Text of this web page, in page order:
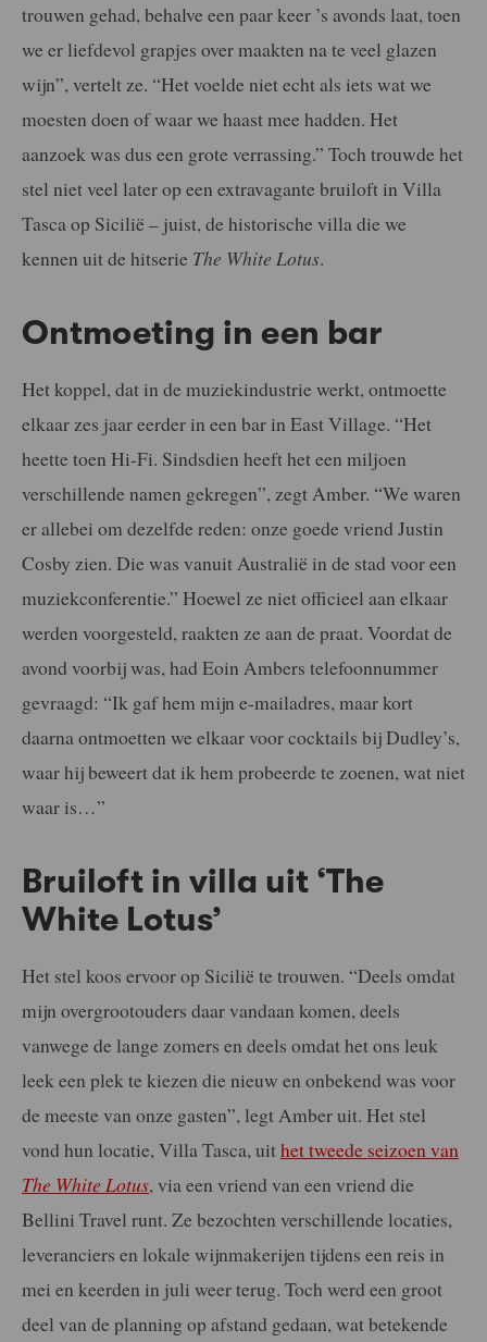
trouwen gehad, behalve een paar keer ’s avonds laat, toen
we er liefdevol grapjes over maakten na te veel glazen
wijn”, vertelt ze. “Het voelde niet echt als iets wat we
moesten doen of waar we haast mee hadden. Het
aanzoek was dus een grote verrassing.” Toch trouwde het
stel niet veel later op een extravagante bruiloft in Villa
Tasca op Sicilië – juist, de historische villa die we
kennen uit de hitserie The White Lotus.
Ontmoeting in een bar
Het koppel, dat in de muziekindustrie werkt, ontmoette
elkaar zes jaar eerder in een bar in East Village. “Het
heette toen Hi-Fi. Sindsdien heeft het een miljoen
verschillende namen gekregen”, zegt Amber. “We waren
er allebei om dezelfde reden: onze goede vriend Justin
Cosby zien. Die was vanuit Australië in de stad voor een
muziekconferentie.” Hoewel ze niet officieel aan elkaar
werden voorgesteld, raakten ze aan de praat. Voordat de
avond voorbij was, had Eoin Ambers telefoonnummer
gevraagd: “Ik gaf hem mijn e-mailadres, maar kort
daarna ontmoetten we elkaar voor cocktails bij Dudley’s,
waar hij beweert dat ik hem probeerde te zoenen, wat niet
waar is…”
Bruiloft in villa uit ‘The
White Lotus’
Het stel koos ervoor op Sicilië te trouwen. “Deels omdat
mijn overgrootouders daar vandaan komen, deels
vanwege de lange zomers en deels omdat het ons leuk
leek een plek te kiezen die nieuw en onbekend was voor
de meeste van onze gasten”, legt Amber uit. Het stel
vond hun locatie, Villa Tasca, uithet tweede seizoen van
The White Lotus, via een vriend van een vriend die
Bellini Travel runt. Ze bezochten verschillende locaties,
leveranciers en lokale wijnmakerijen tijdens een reis in
mei en keerden in juli weer terug. Toch werd een groot
deel van de planning op afstand gedaan, wat betekende